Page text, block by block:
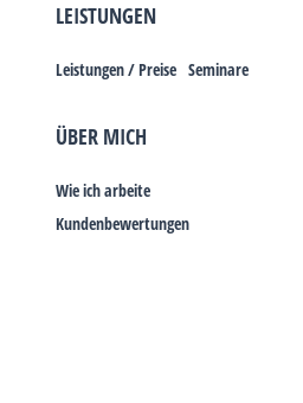
LEISTUNGEN
Leistungen / Preise Seminare
ÜBER MICH
Wie ich arbeite
Kundenbewertungen